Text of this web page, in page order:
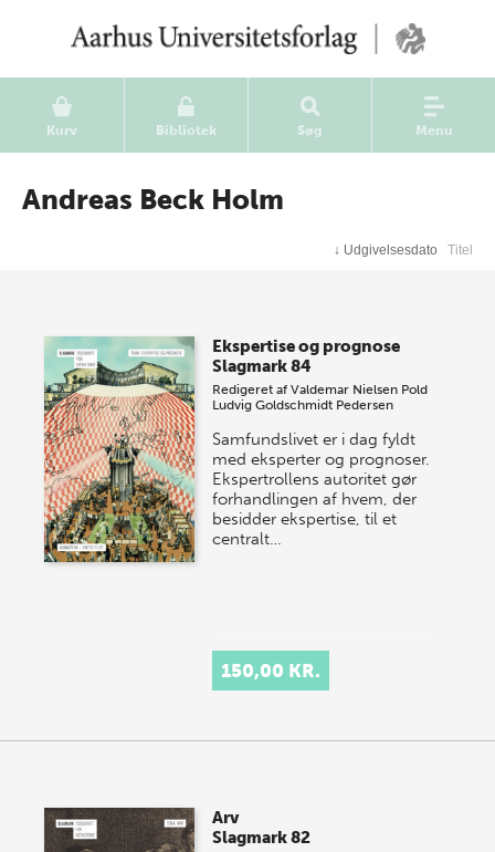
Kurv Bibliotek Søg Menu
Andreas Beck Holm
↓ Udgivelsesdato Titel
Ekspertise og prognose
Slagmark 84
Redigeret afValdemar Nielsen Pold
Ludvig Goldschmidt Pedersen
Samfundslivet er i dag fyldt
med eksperter og prognoser.
Ekspertrollens autoritet gør
forhandlingen af hvem, der
besidder ekspertise, til et
centralt…
150,00 KR.
Arv
Slagmark 82